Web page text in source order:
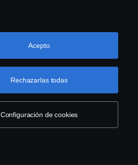
Configuración de cookies
Rechazarlas todas
Acepto